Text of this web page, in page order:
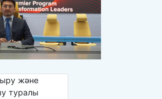
және
туралы